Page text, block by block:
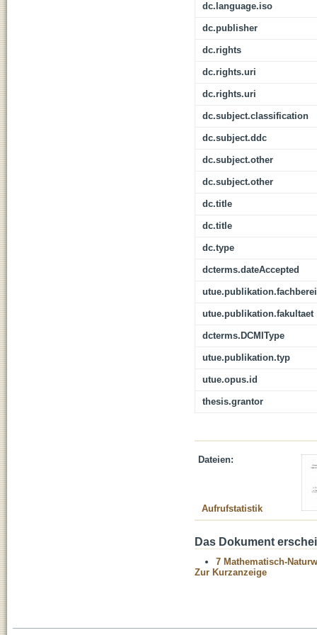
dc.language.iso
dc.publisher
dc.rights
dc.rights.uri
dc.rights.uri
dc.subject.classification
dc.subject.ddc
dc.subject.other
dc.subject.other
dc.title
dc.title
dc.type
dcterms.dateAccepted
utue.publikation.fakultaet
dcterms.DCMIType
utue.publikation.typ
utue.opus.id
thesis.grantor
Dateien:
Aufrufstatistik
Das Dokument
7 Mathematisch-
Zur Kurzanzeige